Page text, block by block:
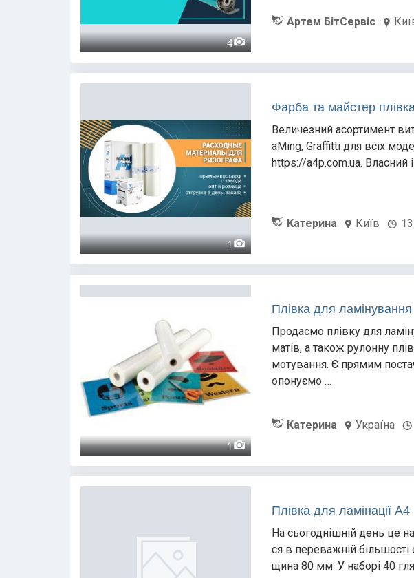
4
Артем БітСервіс
1
Фарба та майстер
Величезний асортимент
aMing, Graffitti для всіх
https://a4p.com.ua. Власний
Катерина Київ
1
Плівка для ламінування
Продаємо плівку для
матів, а також рулонну
мотування. Є прямим
опонуємо …
Катерина Україна
Плівка для ламінації А4
На сьогоднішній день це
ся в переважній
щина 80 мм. У наборі 40